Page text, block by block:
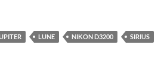
LUNE NIKON D3200
SIRIUS